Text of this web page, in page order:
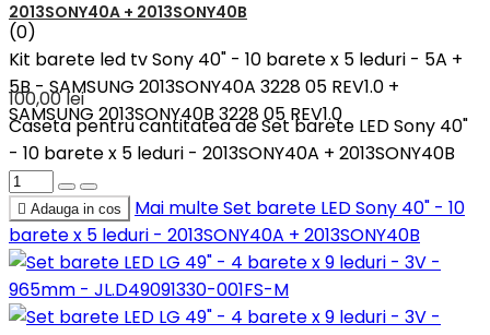
2013SONY40A + 2013SONY40B
(0)
Kit barete led tv Sony 40" - 10 barete x 5 leduri - 5A +
5B - SAMSUNG 2013SONY40A 3228 05 REV1.0 +
SAMSUNG 2013SONY40B 3228 05 REV1.0
100,00 lei
Caseta pentru cantitatea de Set barete LED Sony 40"
- 10 barete x 5 leduri - 2013SONY40A + 2013SONY40B
 Adauga in cos Mai multeSet barete LED Sony 40" - 10
barete x 5 leduri - 2013SONY40A + 2013SONY40B